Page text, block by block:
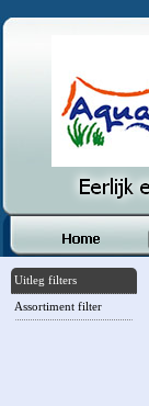
Uitleg filters
Assortiment filter